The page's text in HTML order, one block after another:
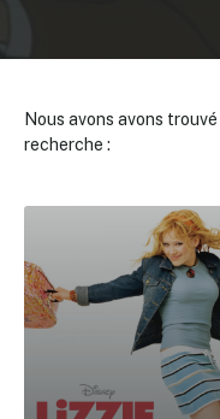
Nous avons avons trouvé
recherche :